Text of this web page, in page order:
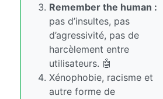
Remember the human :
pas d’insultes, pas
d’agressivité, pas de
harcèlement entre
utilisateurs. 🤖
Xénophobie, racisme et
autre forme de